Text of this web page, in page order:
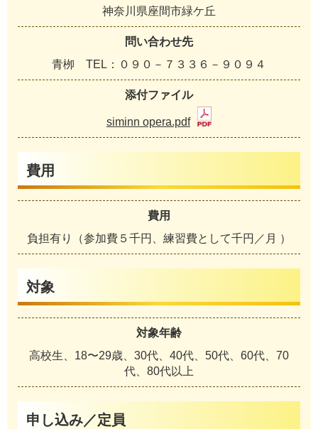
神奈川県座間市緑ケ丘
問い合わせ先
青栁 TEL：０９０－７３３６－９０９４
添付ファイル
siminn opera.pdf
費用
費用
負担有り（参加費５千円、練習費として千円／月 ）
対象
対象年齢
高校生、18〜29歳、30代、40代、50代、60代、70
代、80代以上
申し込み／定員